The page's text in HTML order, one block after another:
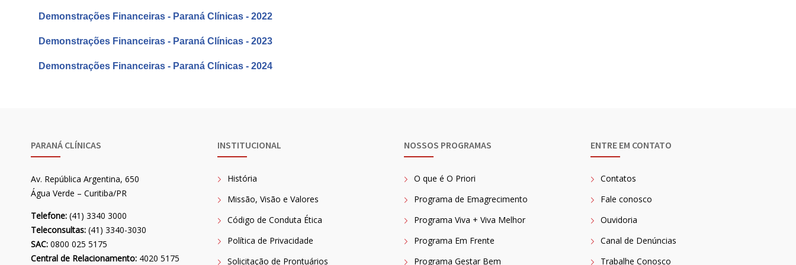
Demonstrações Financeiras - Paraná Clínicas - 2022
Demonstrações Financeiras - Paraná Clínicas - 2023
Demonstrações Financeiras - Paraná Clínicas - 2024
PARANÁ CLÍNICAS
Av. República Argentina, 650
Água Verde – Curitiba/PR
Telefone: (41) 3340 3000
Teleconsultas: (41) 3340-3030
SAC: 0800 025 5175
Central de Relacionamento: 4020 5175
INSTITUCIONAL
História
Missão, Visão e Valores
Código de Conduta Ética
Política de Privacidade
Solicitação de Prontuários
NOSSOS PROGRAMAS
O que é O Priori
Programa de Emagrecimento
Programa Viva + Viva Melhor
Programa Em Frente
Programa Gestar Bem
ENTRE EM CONTATO
Contatos
Fale conosco
Ouvidoria
Canal de Denúncias
Trabalhe Conosco